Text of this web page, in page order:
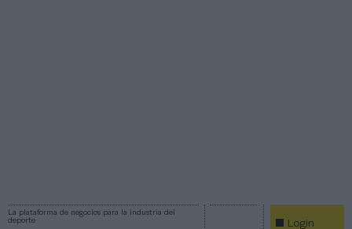
La plataforma de negocios para la industria del
deporte
Login